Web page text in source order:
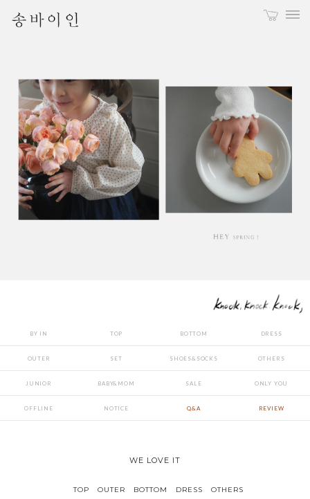
BY IN TOP BOTTOM DRESS
OUTER SET SHOES&SOCKS OTHERS
JUNIOR BABY&MOM SALE ONLY YOU
OFFLINE NOTICE Q&A REVIEW
WE LOVE IT
TOP OUTER BOTTOM DRESS OTHERS